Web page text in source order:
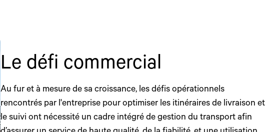
Le défi commercial
Au fur et à mesure de sa croissance, les défis opérationnels
rencontrés par l'entreprise pour optimiser les itinéraires de livraison et
le suivi ont nécessité un cadre intégré de gestion du transport afin